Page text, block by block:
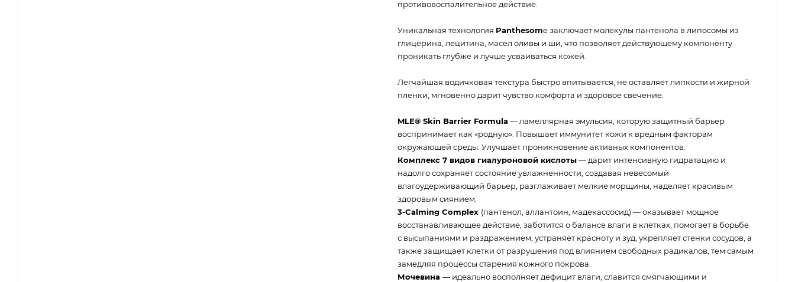
противовоспалительное действие.
Уникальная технология Panthesome заключает молекулы пантенола в липосомы из
глицерина, лецитина, масел оливы и ши, что позволяет действующему компоненту
проникать глубже и лучше усваиваться кожей.
Легчайшая водичковая текстура быстро впитывается, не оставляет липкости и жирной
пленки, мгновенно дарит чувство комфорта и здоровое свечение.
MLE® Skin Barrier Formula— ламеллярная эмульсия, которую защитный барьер
воспринимает как «родную». Повышает иммунитет кожи к вредным факторам
окружающей среды. Улучшает проникновение активных компонентов.
Комплекс 7 видов гиалуроновой кислоты— дарит интенсивную гидратацию и
надолго сохраняет состояние увлажненности, создавая невесомый
влагоудерживающий барьер, разглаживает мелкие морщины, наделяет красивым
здоровым сиянием.
3-Calming Complex (пантенол, аллантоин, мадекассосид) — оказывает мощное
восстанавливающее действие, заботится о балансе влаги в клетках, помогает в борьбе
с высыпаниями и раздражением, устраняет красноту и зуд, укрепляет стенки сосудов, а
также защищает клетки от разрушения под влиянием свободных радикалов, тем самым
замедляя процессы старения кожного покрова.
Мочевина — идеально восполняет дефицит влаги, славится смягчающими и